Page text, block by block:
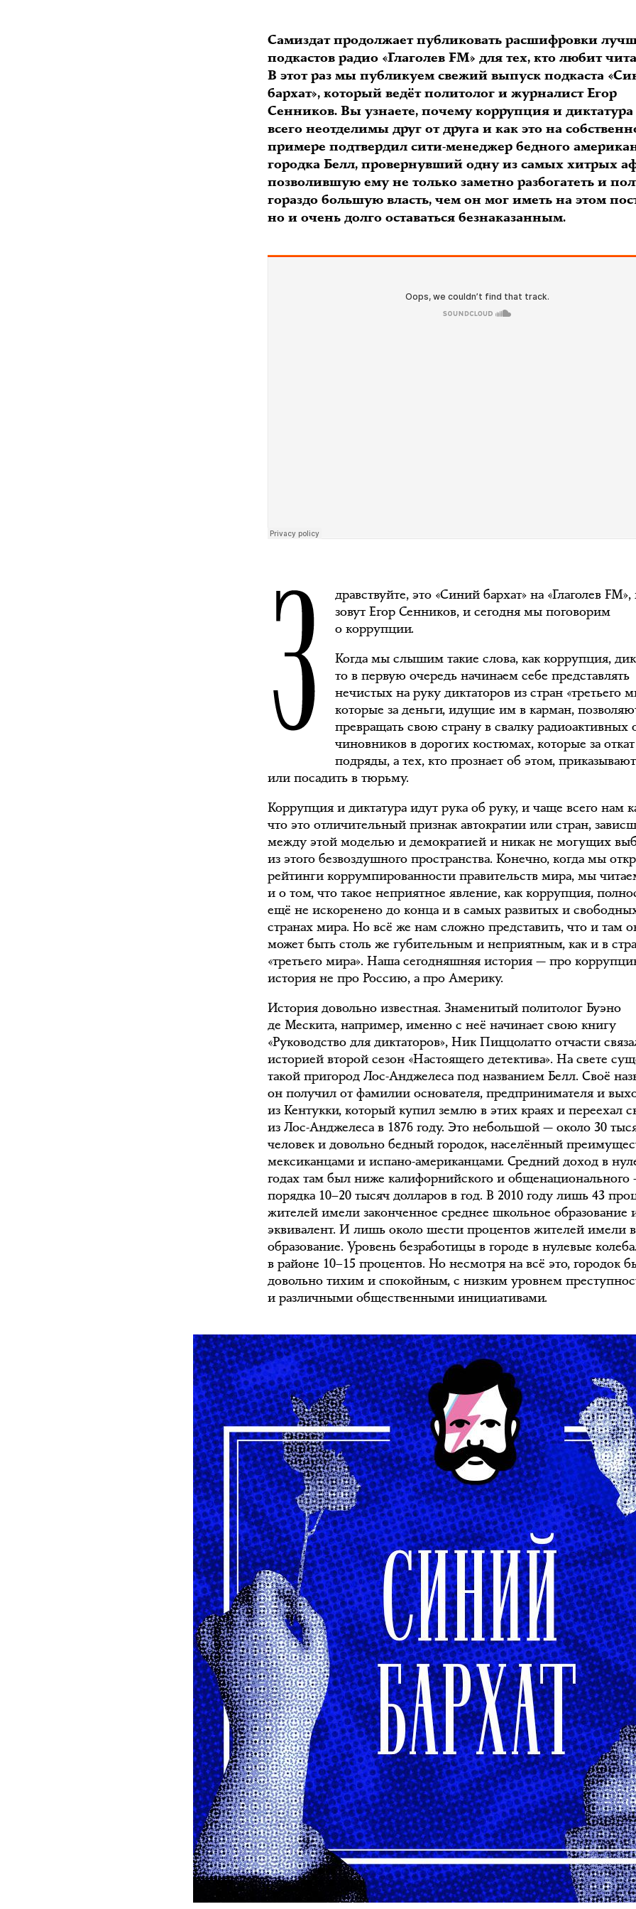
Самиздат продолжает публиковать расшифровки
подкастов радио «Глаголев FM» для тех, кто любит
В этот раз мы публикуем свежий выпуск подкаста
бархат», который ведёт политолог и журналист Егор
Сенников. Вы узнаете, почему коррупция и
всего неотделимы друг от друга и как это на
примере подтвердил сити-менеджер бедного
городка Белл, провернувший одну из самых хитрых
позволившую ему не только заметно разбогатеть и
гораздо большую власть, чем он мог иметь на этом
но и очень долго оставаться безнаказанным.
З
дравствуйте, это «Синий бархат» на «Глаголев
зовут Егор Сенников, и сегодня мы поговорим
о коррупции.
Когда мы слышим такие слова, как коррупция,
то в первую очередь начинаем себе представлять
нечистых на руку диктаторов из стран «третьего
которые за деньги, идущие им в карман,
превращать свою страну в свалку радиоактивных
чиновников в дорогих костюмах, которые за
подряды, а тех, кто прознает об этом,
или посадить в тюрьму.
Коррупция и диктатура идут рука об руку, и чаще всего нам
что это отличительный признак автократии или стран,
между этой моделью и демократией и никак не могущих
из этого безвоздушного пространства. Конечно, когда мы
рейтинги коррумпированности правительств мира, мы
и о том, что такое неприятное явление, как коррупция,
ещё не искоренено до конца и в самых развитых и
странах мира. Но всё же нам сложно представить, что и там
может быть столь же губительным и неприятным, как и в
«третьего мира». Наша сегодняшняя история — про
история не про Россию, а про Америку.
История довольно известная. Знаменитый политолог Буэно
де Мескита, например, именно с неё начинает свою книгу
«Руководство для диктаторов», Ник Пиццолатто отчасти
историей второй сезон «Настоящего детектива». На свете
такой пригород Лос-Анджелеса под названием Белл. Своё
он получил от фамилии основателя, предпринимателя и
из Кентукки, который купил землю в этих краях и переехал
из Лос-Анджелеса в 1876 году. Это небольшой — около 30
человек и довольно бедный городок, населённый
мексиканцами и испано-американцами. Средний доход в
годах там был ниже калифорнийского и общенационального
порядка 10–20 тысяч долларов в год. В 2010 году лишь 43
жителей имели законченное среднее школьное образование
эквивалент. И лишь около шести процентов жителей имели
образование. Уровень безработицы в городе в нулевые
в районе 10–15 процентов. Но несмотря на всё это, городок
довольно тихим и спокойным, с низким уровнем
и различными общественными инициативами.